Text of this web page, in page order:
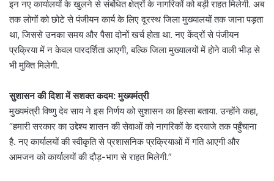
इन नए कार्यालयों के खुलने से संबंधित क्षेत्रों के नागरिकों को बड़ी राहत मिलेगी. अब
तक लोगों को छोटे से पंजीयन कार्य के लिए दूरस्थ जिला मुख्यालयों तक जाना पड़ता
था, जिससे उनका समय और पैसा दोनों खर्च होता था. नए केंद्रों से पंजीयन
प्रक्रिया में न केवल पारदर्शिता आएगी, बल्कि जिला मुख्यालयों में होने वाली भीड़ से
भी मुक्ति मिलेगी.
सुशासन की दिशा में सशक्त कदम: मुख्यमंत्री
मुख्यमंत्री विष्णु देव साय ने इस निर्णय को सुशासन का हिस्सा बताया. उन्होंने कहा,
“हमारी सरकार का उद्देश्य शासन की सेवाओं को नागरिकों के दरवाजे तक पहुँचाना
है. नए कार्यालयों की स्वीकृति से प्रशासनिक प्रक्रियाओं में गति आएगी और
आमजन को कार्यालयों की दौड़-भाग से राहत मिलेगी.”